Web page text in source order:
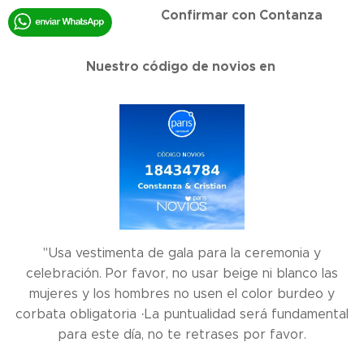
Confirmar con Contanza
Nuestro código de novios en
"Usa vestimenta de gala para la ceremonia y
celebración. Por favor, no usar beige ni blanco las
mujeres y los hombres no usen el color burdeo y
corbata obligatoria ·La puntualidad será fundamental
para este día, no te retrases por favor.